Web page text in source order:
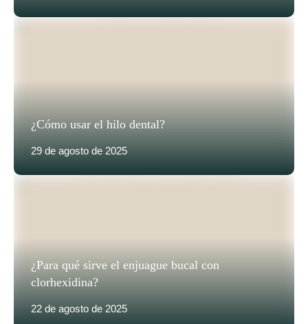
¿Cómo usar el hilo dental?
29 de agosto de 2025
¿Para qué sirve el enjuague bucal con
clorhexidina?
22 de agosto de 2025